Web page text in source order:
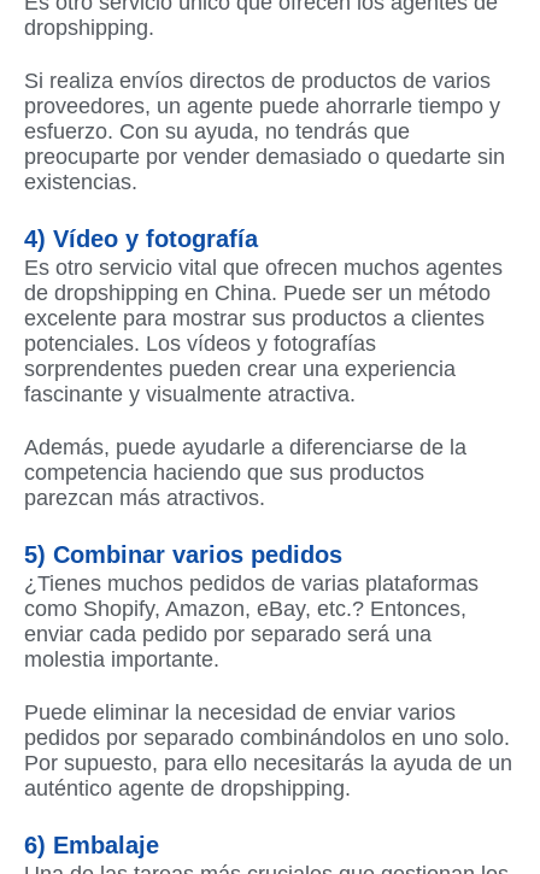
dropshipping.
Si realiza envíos directos de productos de varios
proveedores, un agente puede ahorrarle tiempo y
esfuerzo. Con su ayuda, no tendrás que
preocuparte por vender demasiado o quedarte sin
existencias.
4) Vídeo y fotografía
Es otro servicio vital que ofrecen muchos agentes
de dropshipping en China. Puede ser un método
excelente para mostrar sus productos a clientes
potenciales. Los vídeos y fotografías
sorprendentes pueden crear una experiencia
fascinante y visualmente atractiva.
Además, puede ayudarle a diferenciarse de la
competencia haciendo que sus productos
parezcan más atractivos.
5) Combinar varios pedidos
¿Tienes muchos pedidos de varias plataformas
como Shopify, Amazon, eBay, etc.? Entonces,
enviar cada pedido por separado será una
molestia importante.
Puede eliminar la necesidad de enviar varios
pedidos por separado combinándolos en uno solo.
Por supuesto, para ello necesitarás la ayuda de un
auténtico agente de dropshipping.
6) Embalaje